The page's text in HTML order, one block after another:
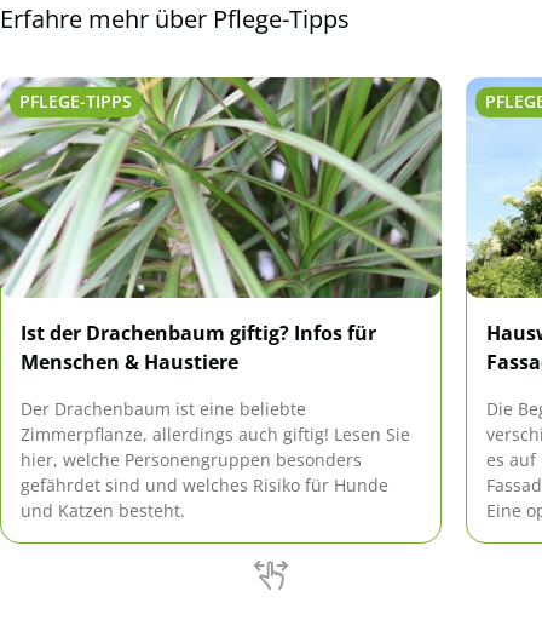
Erfahre mehr über Pflege-Tipps
PFLEGE-TIPPS
Ist der Drachenbaum giftig? Infos für
Menschen & Haustiere
Der Drachenbaum ist eine beliebte
Zimmerpflanze, allerdings auch giftig! Lesen Sie
hier, welche Personengruppen besonders
gefährdet sind und welches Risiko für Hunde
und Katzen besteht.
Die
es auf
Eine